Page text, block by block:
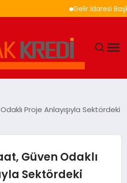
Gelir İdaresi
Proje Anlayışıyla Sektördeki
Güven Odaklı
Sektördeki